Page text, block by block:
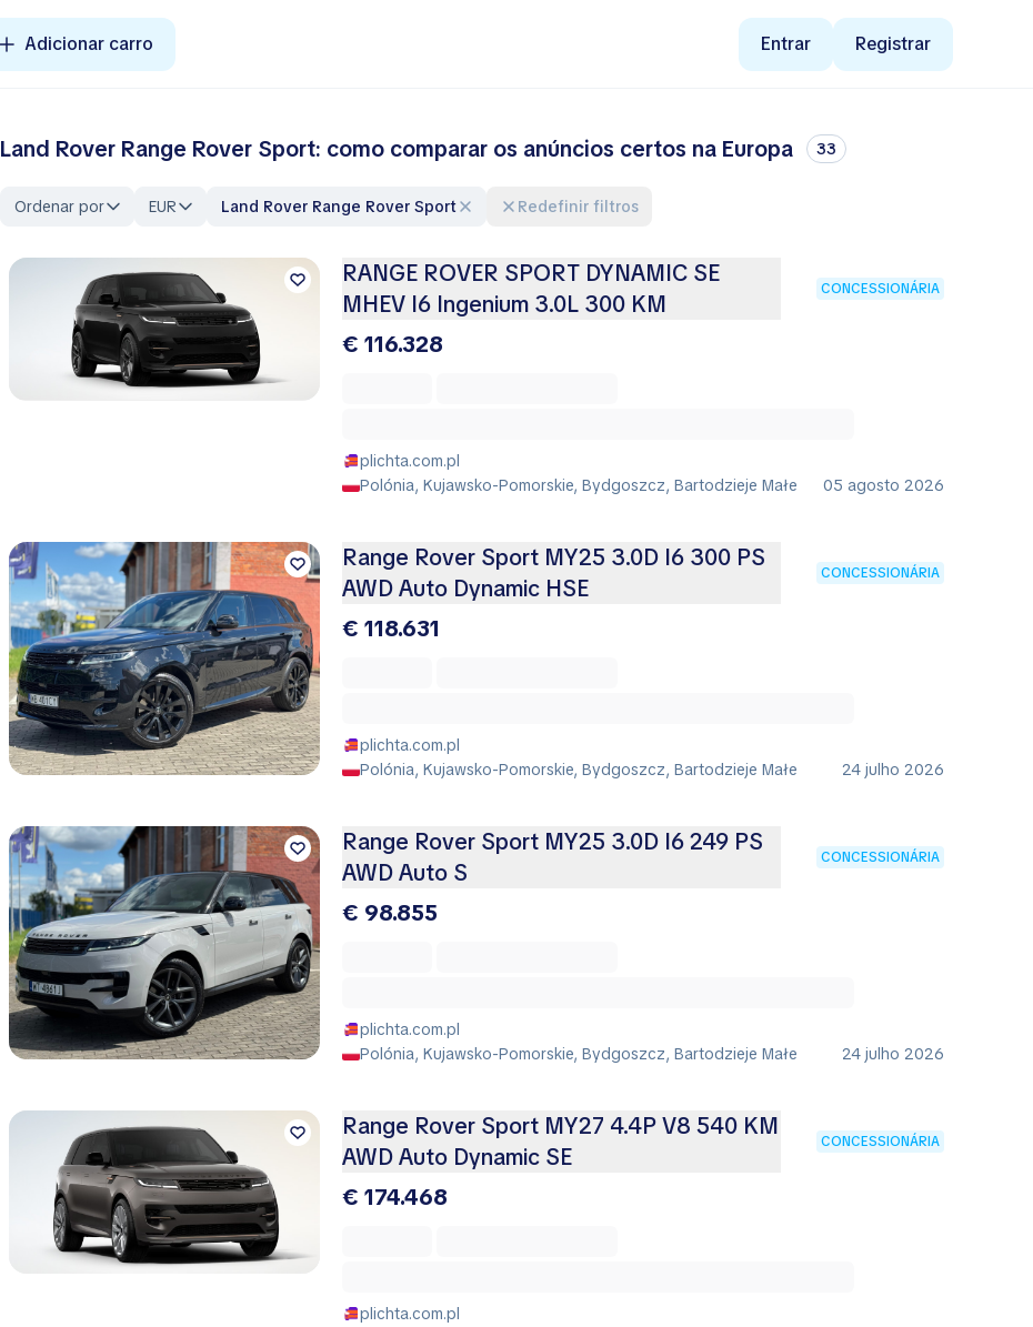
Adicionar carro Entrar Registrar
Land Rover Range Rover Sport: como comparar os anúncios certos na Europa 33
Ordenar por EUR Land Rover Range Rover Sport Redefinir filtros
RANGE ROVER SPORT DYNAMIC SE
MHEV I6 Ingenium 3.0L 300 KM
CONCESSIONÁRIA
€ 116.328
plichta.com.pl
Polónia, Kujawsko-Pomorskie, Bydgoszcz, Bartodzieje Małe
05 agosto 2026
Range Rover Sport MY25 3.0D I6 300 PS
AWD Auto Dynamic HSE
CONCESSIONÁRIA
€ 118.631
plichta.com.pl
Polónia, Kujawsko-Pomorskie, Bydgoszcz, Bartodzieje Małe
24 julho 2026
Range Rover Sport MY25 3.0D I6 249 PS
AWD Auto S
CONCESSIONÁRIA
€ 98.855
plichta.com.pl
Polónia, Kujawsko-Pomorskie, Bydgoszcz, Bartodzieje Małe
24 julho 2026
Range Rover Sport MY27 4.4P V8 540 KM
AWD Auto Dynamic SE
CONCESSIONÁRIA
€ 174.468
plichta.com.pl